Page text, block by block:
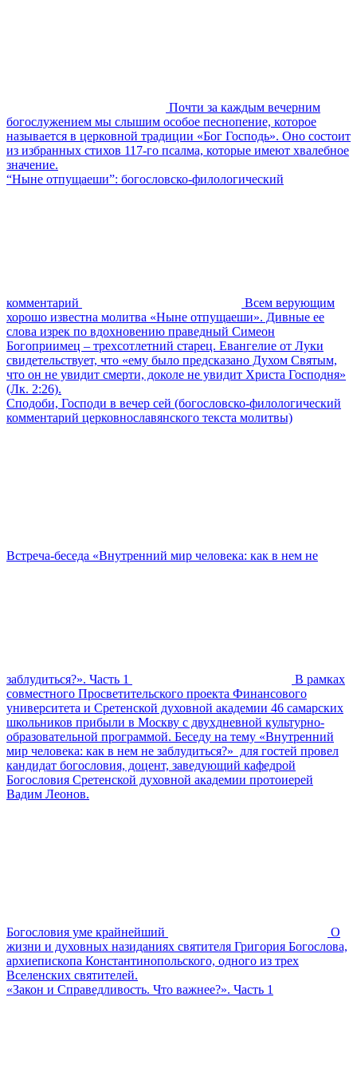
Почти за каждым вечерним
богослужением мы слышим особое песнопение, которое
называется в церковной традиции «Бог Господь». Оно состоит
из избранных стихов 117-го псалма, которые имеют хвалебное
значение.
“Ныне отпущаеши”: богословско-филологический
комментарий
Всем верующим
хорошо известна молитва «Ныне отпущаеши». Дивные ее
слова изрек по вдохновению праведный Симеон
Богоприимец – трехсотлетний старец. Евангелие от Луки
свидетельствует, что «ему было предсказано Духом Святым,
что он не увидит смерти, доколе не увидит Христа Господня»
(Лк. 2:26).
Сподоби, Господи в вечер сей (богословско-филологический
комментарий церковнославянского текста молитвы)
Встреча-беседа «Внутренний мир человека: как в нем не
заблудиться?». Часть 1
В рамках
совместного Просветительского проекта Финансового
университета и Сретенской духовной академии 46 самарских
школьников прибыли в Москву с двухдневной культурно-
образовательной программой. Беседу на тему «Внутренний
мир человека: как в нем не заблудиться?» для гостей провел
кандидат богословия, доцент, заведующий кафедрой
Богословия Сретенской духовной академии протоиерей
Вадим Леонов.
Богословия уме крайнейший
О
жизни и духовных назиданиях святителя Григория Богослова,
архиепископа Константинопольского, одного из трех
Вселенских святителей.
«Закон и Справедливость. Что важнее?». Часть 1